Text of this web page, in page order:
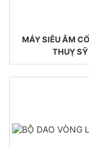
MÁY SIÊU ÂM
THUỴ SỸ